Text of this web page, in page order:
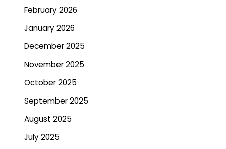
February 2026
January 2026
December 2025
November 2025
October 2025
September 2025
August 2025
July 2025